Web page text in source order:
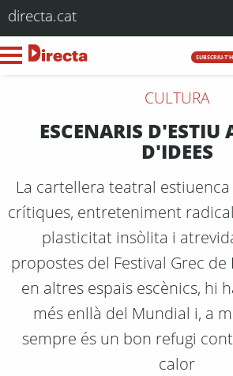
directa.cat
SUBSCRIU-
CULTURA
ESCENARIS D'ESTIU
D'IDEES
La cartellera teatral
crítiques, entreteniment
plasticitat insòlita i
propostes del Festival Grec
en altres espais escènics, hi
més enllà del Mundial i, a
sempre és un bon refugi
calor